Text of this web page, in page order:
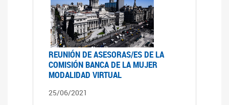
REUNIÓN DE ASESORAS/ES DE LA
COMISIÓN BANCA DE LA MUJER
MODALIDAD VIRTUAL
25/06/2021